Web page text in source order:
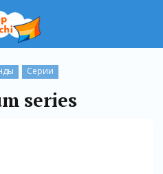
Серии
series